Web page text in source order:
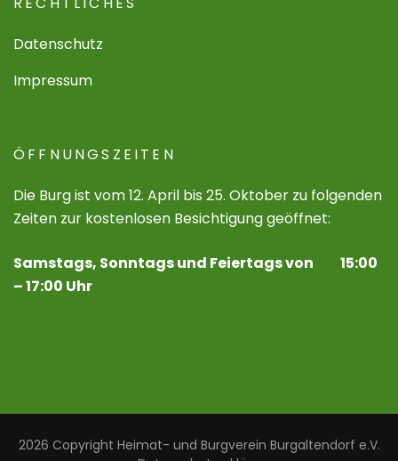
Datenschutz
Impressum
ÖFFNUNGSZEITEN
Die Burg ist vom 12. April bis 25. Oktober zu folgenden
Zeiten zur kostenlosen Besichtigung geöffnet:
Samstags, Sonntags und Feiertags von 15:00
– 17:00 Uhr
2026 Copyright Heimat- und Burgverein Burgaltendorf e.V.